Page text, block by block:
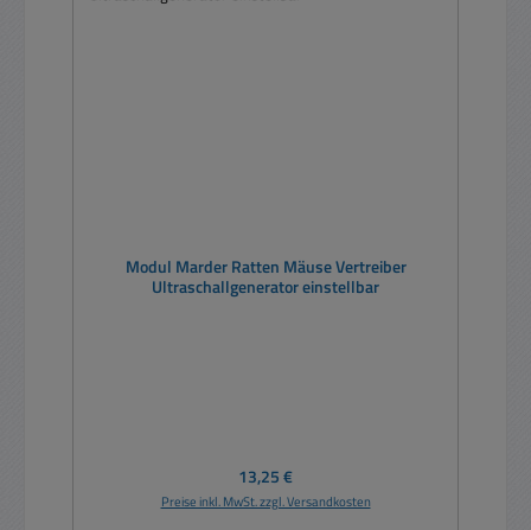
Modul Marder Ratten Mäuse Vertreiber
Ultraschallgenerator einstellbar
Regulärer Preis:
13,25 €
Preise inkl. MwSt. zzgl. Versandkosten